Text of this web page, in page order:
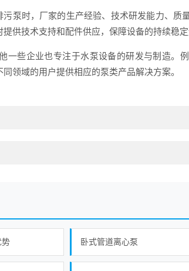
泵时，厂家的生产经验、技术研发能力、质
供技术支持和配件供应，保障设备的持续稳定
一些企业也专注于水泵设备的研发与制造。
领域的用户提供相应的泵类产品解决方案。
卧式管道离心泵